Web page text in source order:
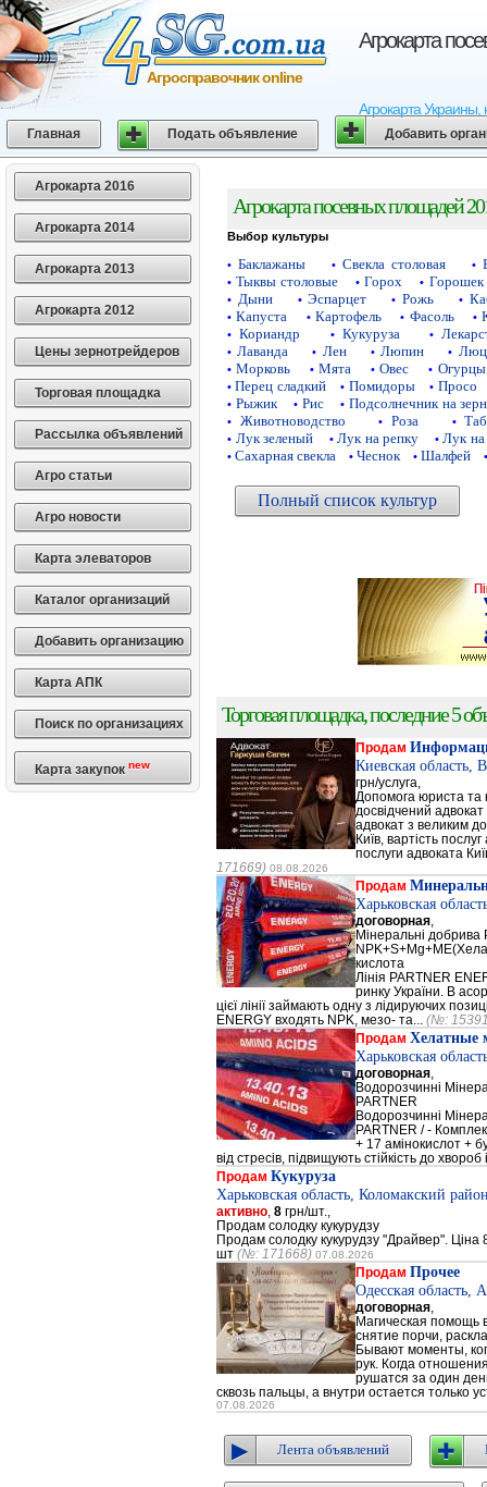
Агрокарта
Агрокарта
Агросправочник online
Главная Подать объявление Добавить
Агрокарта 2016
Агрокарта 2014
Агрокарта 2013
Агрокарта 2012
Цены зернотрейдеров
Торговая площадка
Рассылка объявлений
Агро статьи
Агро новости
Карта элеваторов
Каталог организаций
Добавить организацию
Карта АПК
Поиск по организациях
Карта закупок new
Агрокарта посевных площадей
Выбор культуры
• Баклажаны • Свекла столовая •
• Тыквы столовые • Горох • Горошек
• Дыни • Эспарцет • Рожь •
• Капуста • Картофель • Фасоль •
• Кориандр • Кукуруза •
• Лаванда • Лен • Люпин •
• Морковь • Мята • Овес • Огурцы
• Перец сладкий • Помидоры • Просо
• Рыжик • Рис • Подсолнечник на
• Животноводство • Роза •
• Лук зеленый • Лук на репку • Лук на
• Сахарная свекла • Чеснок • Шалфей •
Полный список культур
Торговая площадка, последние 5
Продам
Киевская область,
грн/услуга,
Допомога юриста та
досвідчений
адвокат з великим
Київ, вартість
послуги адвоката
171669) 08.08.2026
Продам
Харьковская
договорная
Мінеральні добрива
кислота
Лінія PARTNER
ринку України. В
цієї лінії займають одну з лідируючих
ENERGY входять NPK, мезо- та... (№:
Продам Хелатные
Харьковская
договорная
Водорозчинні
PARTNER
Водорозчинні
PARTNER / -
+ 17 амінокислот +
від стресів, підвищують стійкість до хвороб
Продам Кукуруза
Харьковская область, Коломакский
активно 8 грн/шт.,
Продам солодку кукурудзу
Продам солодку кукурудзу "Драйвер". Ціна
шт (№: 171668) 07.08.2026
Продам Прочее
Одесская область,
договорная
Магическая помощь
снятие порчи,
Бывают моменты,
рук. Когда
рушатся за один
сквозь пальцы, а внутри остается только
07.08.2026
Лента объявлений